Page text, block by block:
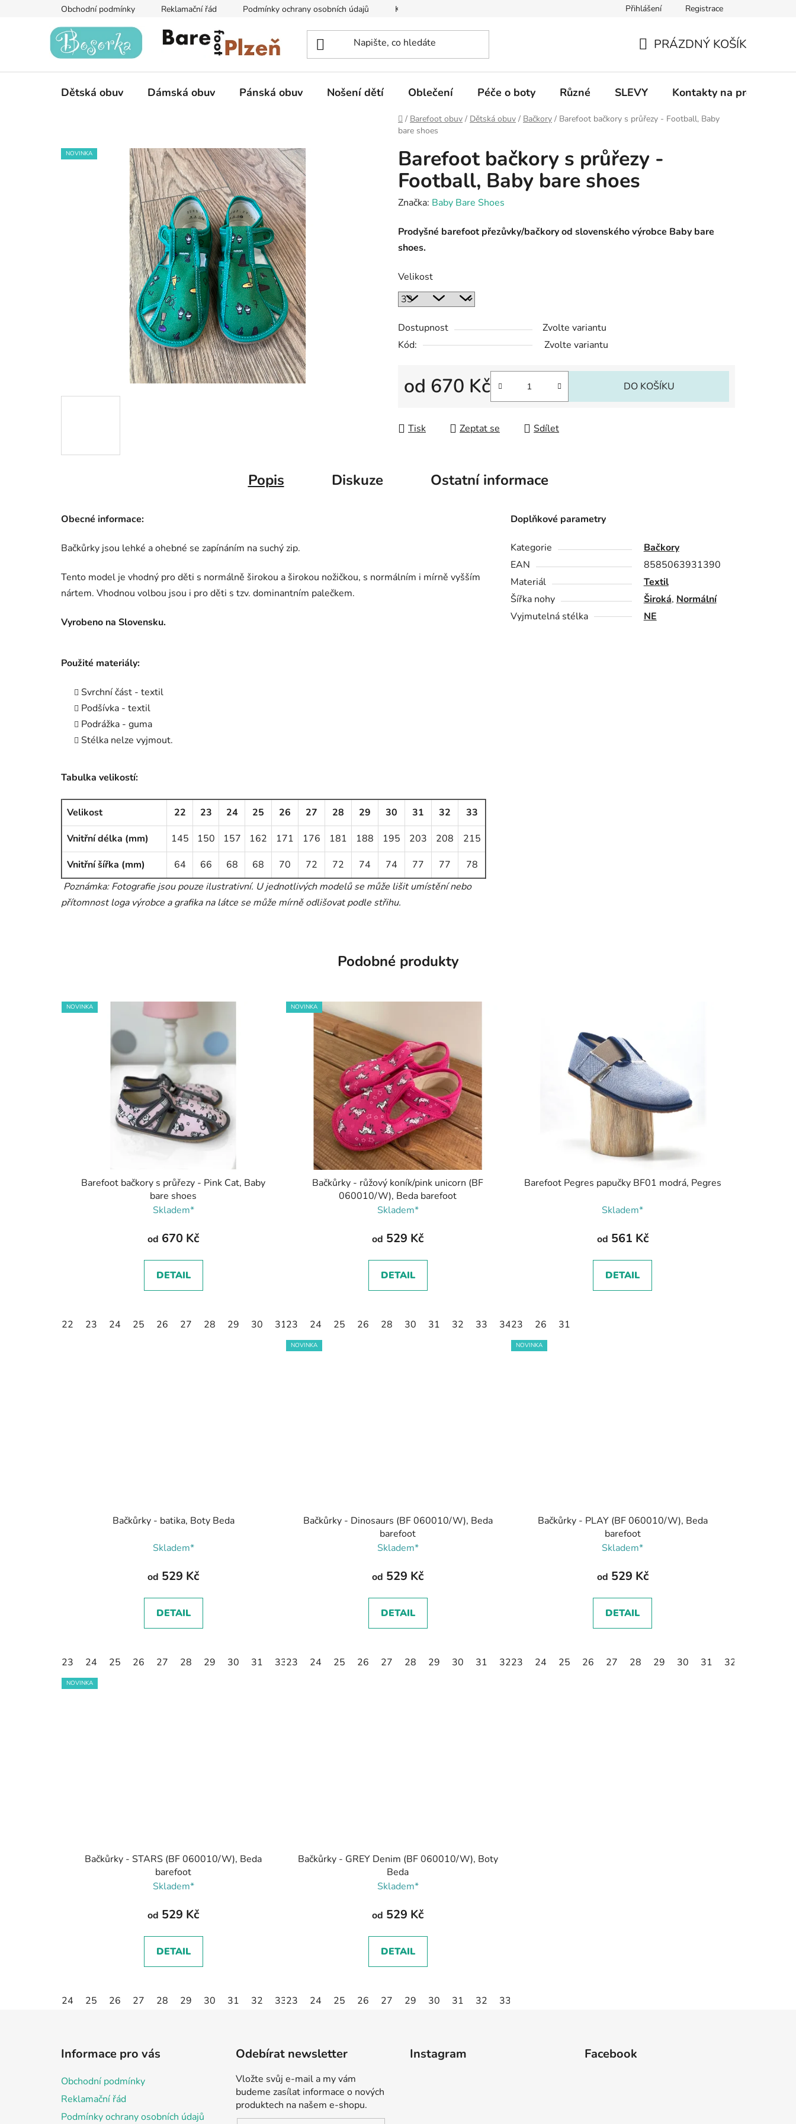
Obchodní podmínky Reklamační řád Podmínky ochrany osobních údajů Kontakty na prodejny Informace k on-line platbám Odstoupení od
Přihlášení Registrace
KOŠÍK
PRÁZDNÝ KOŠÍK
Dětská obuv Dámská obuv Pánská obuv Nošení dětí Oblečení Péče o boty Různé SLEVY Kontakty na prodejny
Domů
/ Barefoot obuv / Dětská obuv / Bačkory / Barefoot bačkory s průřezy - Football, Baby
bare shoes
Barefoot bačkory s průřezy -
Football, Baby bare shoes
Značka: Baby Bare Shoes
Prodyšné barefoot přezůvky/bačkory od slovenského výrobce Baby bare
shoes.
Velikost
Dostupnost
Zvolte variantu
Kód:
Zvolte variantu
od 670 Kč DO KOŠÍKU
Tisk Zeptat se Sdílet
NOVINKA
Popis Diskuze Ostatní informace
Obecné informace:
Bačkůrky jsou lehké a ohebné se zapínáním na suchý zip.
Tento model je vhodný pro děti s normálně širokou a širokou nožičkou, s normálním i mírně vyšším
nártem. Vhodnou volbou jsou i pro děti s tzv. dominantním palečkem.
Vyrobeno na Slovensku.
Použité materiály:
Svrchní část - textil
Podšívka - textil
Podrážka - guma
Stélka nelze vyjmout.
Tabulka velikostí:
Velikost 22 23 24 25 26 27 28 29 30 31 32
33
Vnitřní délka (mm)
145 150 157 162 171 176 181 188 195 203 208
215
Vnitřní šířka (mm)
64 66 68 68 70 72 72 74 74 77 77
78
Poznámka: Fotografie jsou pouze ilustrativní. U jednotlivých modelů se může lišit umístění nebo
přítomnost loga výrobce a grafika na látce se může mírně odlišovat podle střihu.
Doplňkové parametry
Kategorie
Bačkory
EAN
8585063931390
Materiál
Textil
Šířka nohy
Široká, Normální
Vyjmutelná stélka
NE
Podobné produkty
NOVINKA
Barefoot bačkory s průřezy - Pink Cat, Baby
bare shoes
Skladem*
od 670 Kč
DETAIL
22 23 24 25 26 27 28 29 30 31
NOVINKA
Bačkůrky - růžový koník/pink unicorn (BF
060010/W), Beda barefoot
Skladem*
od 529 Kč
DETAIL
23 24 25 26 28 30 31 32 33 34
Barefoot Pegres papučky BF01 modrá, Pegres
Skladem*
od 561 Kč
DETAIL
23 26 31
Bačkůrky - batika, Boty Beda
Skladem*
od 529 Kč
DETAIL
23 24 25 26 27 28 29 30 31 33
NOVINKA
Bačkůrky - Dinosaurs (BF 060010/W), Beda
barefoot
Skladem*
od 529 Kč
DETAIL
23 24 25 26 27 28 29 30 31 32
NOVINKA
Bačkůrky - PLAY (BF 060010/W), Beda
barefoot
Skladem*
od 529 Kč
DETAIL
23 24 25 26 27 28 29 30 31 32
NOVINKA
Bačkůrky - STARS (BF 060010/W), Beda
barefoot
Skladem*
od 529 Kč
DETAIL
24 25 26 27 28 29 30 31 32 33
Bačkůrky - GREY Denim (BF 060010/W), Boty
Beda
Skladem*
od 529 Kč
DETAIL
23 24 25 26 27 29 30 31 32 33
Informace pro vás
Obchodní podmínky
Reklamační řád
Podmínky ochrany osobních údajů
Odebírat newsletter
Vložte svůj e-mail a my vám
budeme zasílat informace o nových
produktech na našem e-shopu.
Instagram Facebook